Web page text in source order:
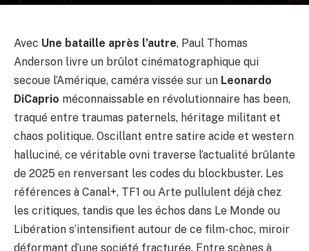
Avec Une bataille après l’autre, Paul Thomas
Anderson livre un brûlot cinématographique qui
secoue l’Amérique, caméra vissée sur un Leonardo
DiCaprio méconnaissable en révolutionnaire has been,
traqué entre traumas paternels, héritage militant et
chaos politique. Oscillant entre satire acide et western
halluciné, ce véritable ovni traverse l’actualité brûlante
de 2025 en renversant les codes du blockbuster. Les
références à Canal+, TF1 ou Arte pullulent déjà chez
les critiques, tandis que les échos dans Le Monde ou
Libération s’intensifient autour de ce film-choc, miroir
déformant d’une société fracturée. Entre scènes à